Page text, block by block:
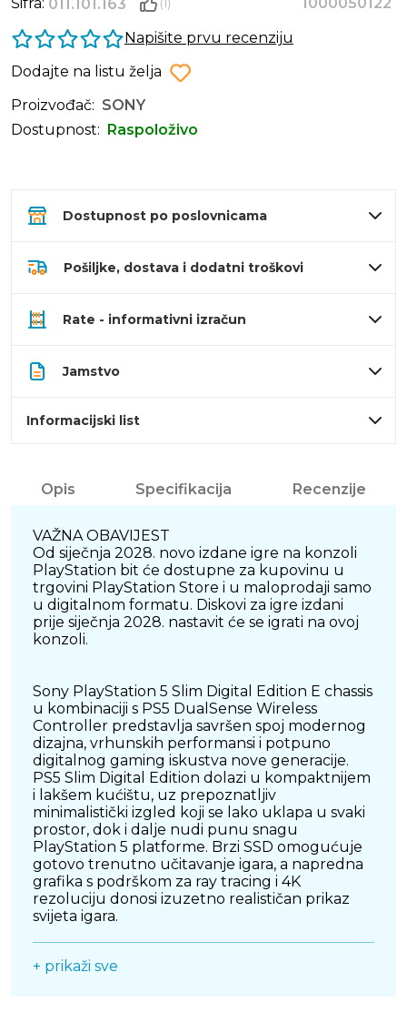
011.101.163 (1)
Napišite prvu recenziju
Dodajte na listu želja
Proizvođač: SONY
Dostupnost:
Raspoloživo
Dostupnost po poslovnicama
Pošiljke, dostava i dodatni troškovi
Rate - informativni izračun
Jamstvo
Informacijski list
Opis Specifikacija Recenzije
VAŽNA OBAVIJEST
Od siječnja 2028. novo izdane igre na konzoli
PlayStation bit će dostupne za kupovinu u
trgovini PlayStation Store i u maloprodaji samo
u digitalnom formatu. Diskovi za igre izdani
prije siječnja 2028. nastavit će se igrati na ovoj
konzoli.
Sony PlayStation 5 Slim Digital Edition E chassis
u kombinaciji s PS5 DualSense Wireless
Controller predstavlja savršen spoj modernog
dizajna, vrhunskih performansi i potpuno
digitalnog gaming iskustva nove generacije.
PS5 Slim Digital Edition dolazi u kompaktnijem
i lakšem kućištu, uz prepoznatljiv
minimalistički izgled koji se lako uklapa u svaki
prostor, dok i dalje nudi punu snagu
PlayStation 5 platforme. Brzi SSD omogućuje
gotovo trenutno učitavanje igara, a napredna
grafika s podrškom za ray tracing i 4K
rezoluciju donosi izuzetno realističan prikaz
svijeta igara.
igranja zahvaljujući haptičkoj povratnoj
+ prikaži sve